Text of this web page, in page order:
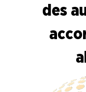
Le syndicat pour les
Juridique
Les accords
Conventions
des